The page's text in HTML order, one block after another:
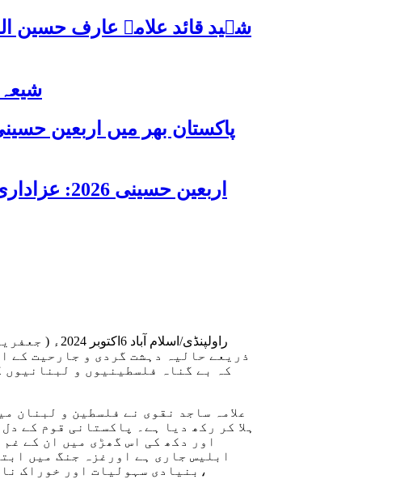
اربعین حسینی 2026: عزاداری فکر حسینی کی ترویج کا ذریعہ ہے، قائد ملت جعفریہ آیت اللہ سید ساجد علی نقوی
راولپنڈی/
ذریعے حالیہ دہشت گردی و جارحیت کے
کہ بے گناہ فلسطینیوں و
علامہ ساجد نقوی نے فلسطین و لبنان
ہلا کر رکھ دیا ہے۔ پاکستانی قوم کے
اور دکھ کی اس گھڑی میں ان کے
ابلیس جاری ہے اورغزہ جنگ میں
،بنیادی سہولیات اور خوراک